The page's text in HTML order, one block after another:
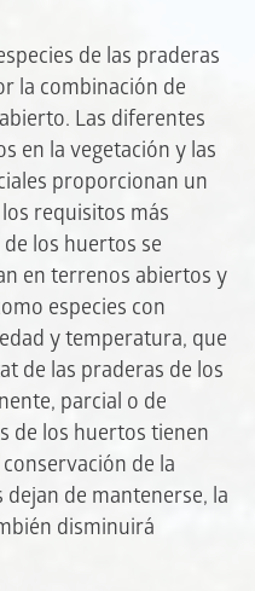
de las praderas
la combinación de
Las diferentes
en la vegetación y las
proporcionan un
requisitos más
los huertos se
en terrenos abiertos y
especies con
y temperatura, que
de las praderas de los
parcial o de
de los huertos tienen
de la
de mantenerse, la
disminuirá